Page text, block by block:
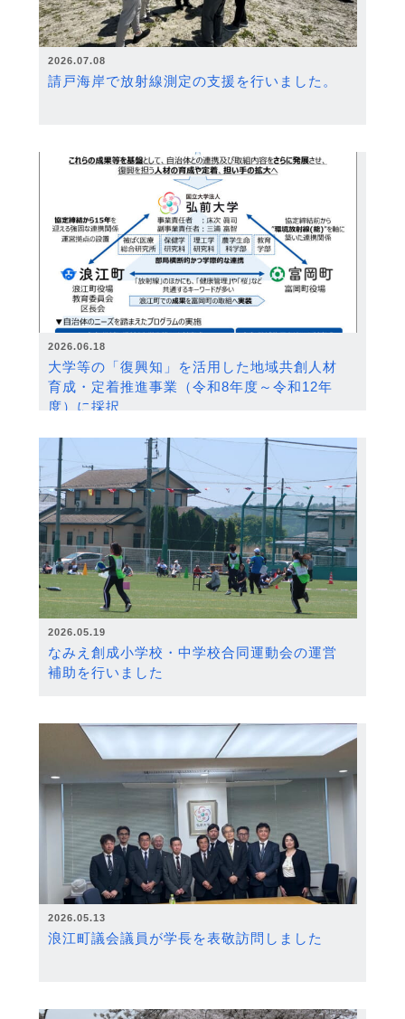
2026.07.08
請戸海岸で放射線測定の支援を行いました。
2026.06.18
大学等の「復興知」を活用した地域共創人材
育成・定着推進事業（令和8年度～令和12年
度）に採択
2026.05.19
なみえ創成小学校・中学校合同運動会の運営
補助を行いました
2026.05.13
浪江町議会議員が学長を表敬訪問しました